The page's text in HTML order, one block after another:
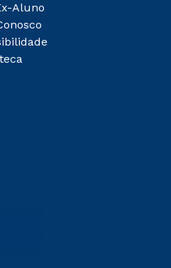
Aluno